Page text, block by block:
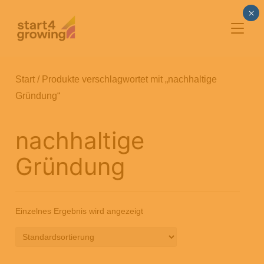
Start/ Produkte verschlagwortet mit „nachhaltige
Gründung“
nachhaltige
Gründung
Einzelnes Ergebnis wird angezeigt
×